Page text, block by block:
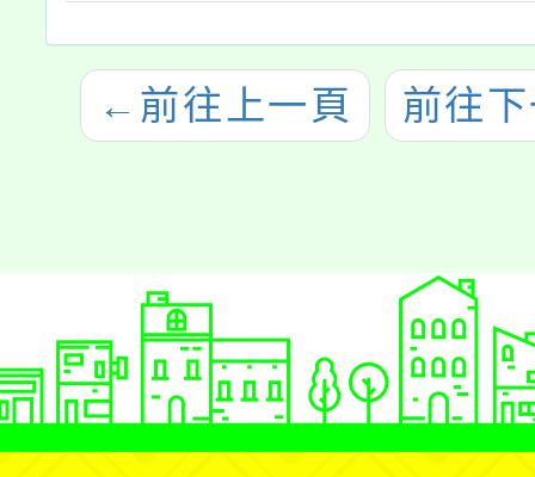
← 前往上一頁 前往